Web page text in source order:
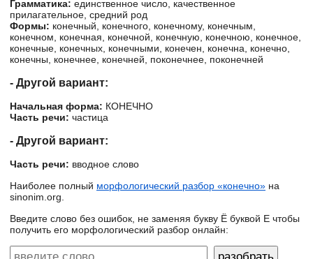
Грамматика: единственное число, качественное
прилагательное, средний род
Формы: конечный, конечного, конечному, конечным,
конечном, конечная, конечной, конечную, конечною, конечное,
конечные, конечных, конечными, конечен, конечна, конечно,
конечны, конечнее, конечней, поконечнее, поконечней
- Другой вариант:
Начальная форма: КОНЕЧНО
Часть речи: частица
- Другой вариант:
Часть речи: вводное слово
Наиболее полный морфологический разбор «конечно» на
sinonim.org.
Введите слово без ошибок, не заменяя букву Ё буквой Е чтобы
получить его морфологический разбор онлайн: